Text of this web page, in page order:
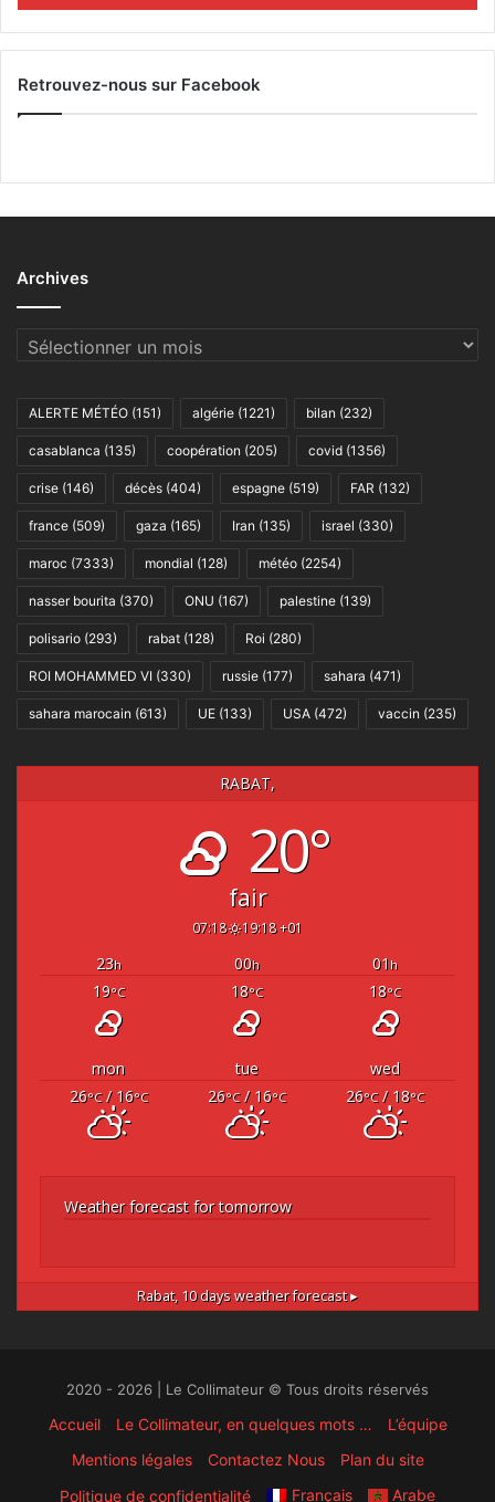
Retrouvez-nous sur Facebook
Archives
Archives
ALERTE MÉTÉO (151) algérie (1221) bilan (232)
casablanca (135) coopération (205) covid (1356)
crise (146) décès (404) espagne (519) FAR (132)
france (509) gaza (165) Iran (135) israel (330)
maroc (7333) mondial (128) météo (2254)
nasser bourita (370) ONU (167) palestine (139)
polisario (293) rabat (128) Roi (280)
ROI MOHAMMED VI (330) russie (177) sahara (471)
sahara marocain (613) UE (133) USA (472) vaccin (235)
RABAT,
20°
fair
07:18 19:18 +01
23h 00h 01 h
19°C 18°C 18°C
mon tue
wed
26°C/ 16°C 26°C/ 16°C 26°C/ 18°C
Weather forecast for tomorrow
Rabat, 10 days weather forecast ▸
2020 - 2026 | Le Collimateur © Tous droits réservés
Accueil Le Collimateur, en quelques mots …
L’équipe
Mentions légales
Contactez Nous
Plan du site
Politique de confidentialité
Français Arabe